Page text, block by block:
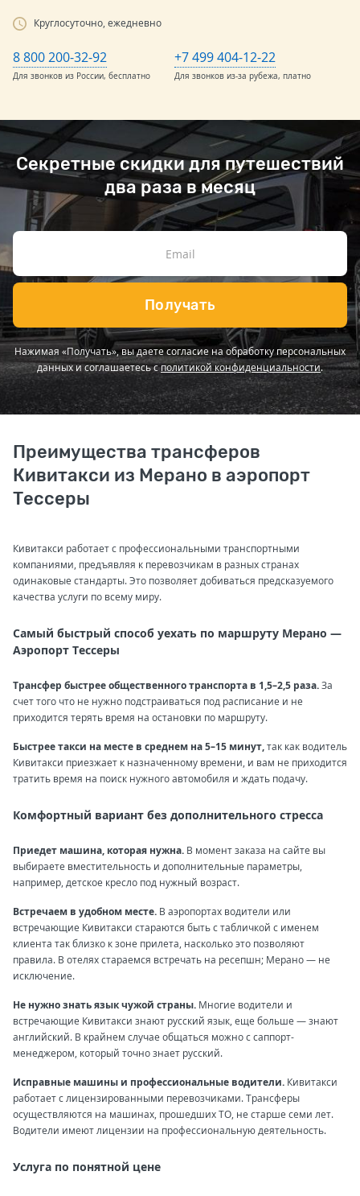
Круглосуточно, ежедневно
8 800 200-32-92
Для звонков из России, бесплатно
+7 499 404-12-22
Для звонков из-за рубежа, платно
Секретные скидки для путешествий
два раза в месяц
Получать
Нажимая «Получать», вы даете согласие на обработку персональных
данных и соглашаетесь сполитикой конфиденциальности.
Преимущества трансферов
Кивитакси из Мерано в аэропорт
Тессеры
Кивитакси работает с профессиональными транспортными
компаниями, предъявляя к перевозчикам в разных странах
одинаковые стандарты. Это позволяет добиваться предсказуемого
качества услуги по всему миру.
Самый быстрый способ уехать по маршруту Мерано —
Аэропорт Тессеры
Трансфер быстрее общественного транспорта в 1,5–2,5 раза.За
счет того что не нужно подстраиваться под расписание и не
приходится терять время на остановки по маршруту.
Быстрее такси на месте в среднем на 5–15 минут,так как водитель
Кивитакси приезжает к назначенному времени, и вам не приходится
тратить время на поиск нужного автомобиля и ждать подачу.
Комфортный вариант без дополнительного стресса
Приедет машина, которая нужна. В момент заказа на сайте вы
выбираете вместительность и дополнительные параметры,
например, детское кресло под нужный возраст.
Встречаем в удобном месте. В аэропортах водители или
встречающие Кивитакси стараются быть с табличкой с именем
клиента так близко к зоне прилета, насколько это позволяют
правила. В отелях стараемся встречать на ресепшн; Мерано — не
исключение.
Не нужно знать язык чужой страны. Многие водители и
встречающие Кивитакси знают русский язык, еще больше — знают
английский. В крайнем случае общаться можно с саппорт-
менеджером, который точно знает русский.
Исправные машины и профессиональные водители. Кивитакси
работает с лицензированными перевозчиками. Трансферы
осуществляются на машинах, прошедших ТО, не старше семи лет.
Водители имеют лицензии на профессиональную деятельность.
Услуга по понятной цене